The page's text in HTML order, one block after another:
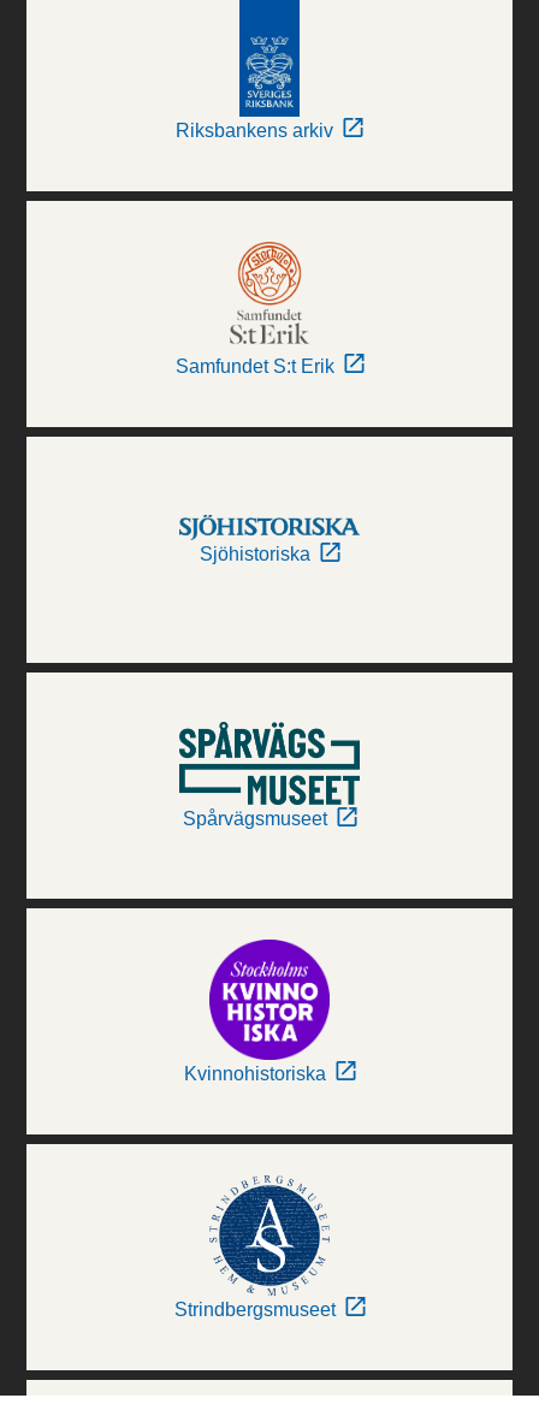
Riksbankens arkiv
Samfundet S:t Erik
Sjöhistoriska
Spårvägsmuseet
Kvinnohistoriska
Strindbergsmuseet